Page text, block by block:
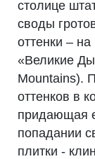
столице
своды
оттенки –
«Великие
Mountains).
оттенков в
придающая
попадании
плитки -